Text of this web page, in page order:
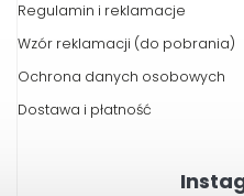
Regulamin i reklamacje
Wzór reklamacji (do pobrania)
Ochrona danych osobowych
Dostawa i płatność